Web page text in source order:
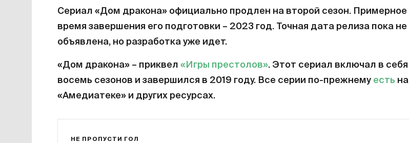
Сериал «Дом дракона» официально продлен на второй сезон. Примерное
время завершения его подготовки – 2023 год. Точная дата релиза пока не
объявлена, но разработка уже идет.
«Дом дракона» – приквел «Игры престолов». Этот сериал включал в себя
восемь сезонов и завершился в 2019 году. Все серии по-прежнему есть на
«Амедиатеке» и других ресурсах.
НЕ ПРОПУСТИ ГОЛ